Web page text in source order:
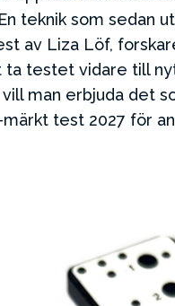
teknik som sedan
av Liza Löf,
ta testet vidare till
vill man erbjuda det
märkt test 2027 för